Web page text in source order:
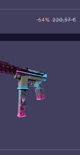
-64% 220,37 €